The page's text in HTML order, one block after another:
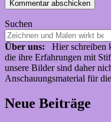
Suchen
Über uns: Hier schreiben
die ihre Erfahrungen mit
unsere Bilder sind daher
Anschauungsmaterial für
Neue Beiträge